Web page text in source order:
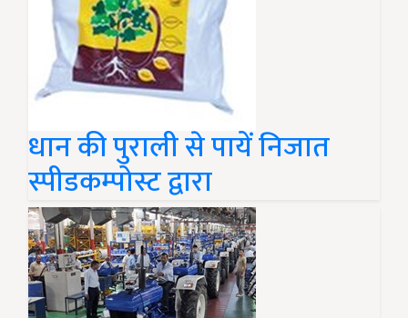
धान की पुराली से पायें निजात
स्पीडकम्पोस्ट द्वारा